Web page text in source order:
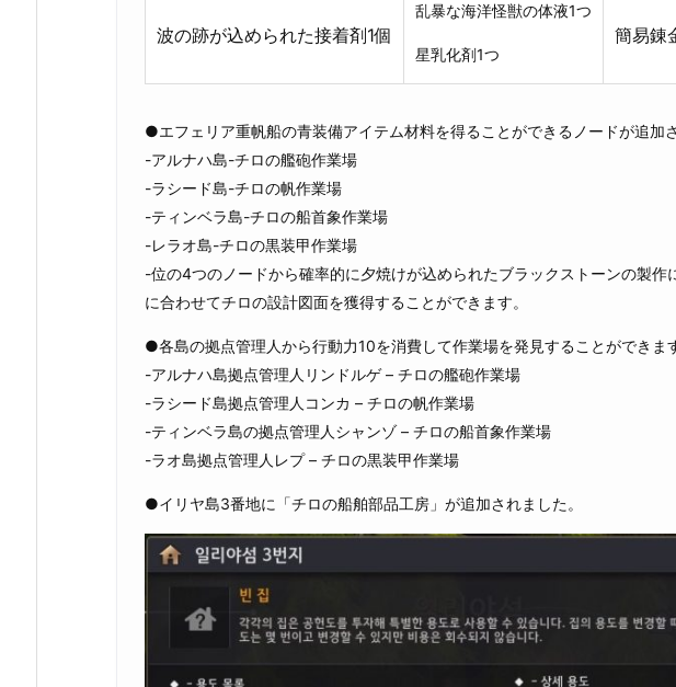
波の跡が込められた接着剤1個
乱暴な海洋怪獣の体液1つ
星乳化剤1つ
簡易錬
●エフェリア重帆船の青装備アイテム材料を得ることができるノードが追加
-アルナハ島-チロの艦砲作業場
-ラシード島-チロの帆作業場
-ティンベラ島-チロの船首象作業場
-レラオ島-チロの黒装甲作業場
-位の4つのノードから確率的に夕焼けが込められたブラックストーンの製作
に合わせてチロの設計図面を獲得することができます。
●各島の拠点管理人から行動力10を消費して作業場を発見することができま
-アルナハ島拠点管理人リンドルゲ – チロの艦砲作業場
-ラシード島拠点管理人コンカ – チロの帆作業場
-ティンベラ島の拠点管理人シャンゾ – チロの船首象作業場
-ラオ島拠点管理人レプ – チロの黒装甲作業場
●イリヤ島3番地に「チロの船舶部品工房」が追加されました。